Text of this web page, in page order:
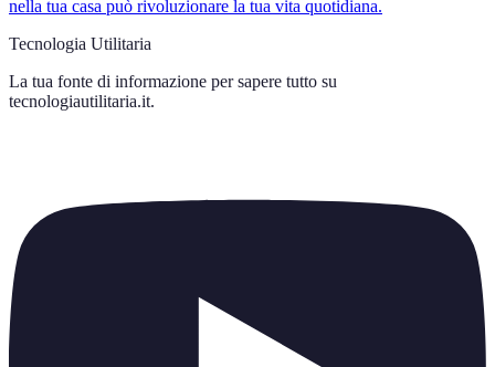
nella tua casa può rivoluzionare la tua vita quotidiana.
Tecnologia Utilitaria
La tua fonte di informazione per sapere tutto su
tecnologiautilitaria.it.